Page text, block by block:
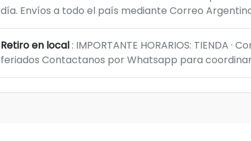
día. Envíos a todo el país mediante Correo
Retiro en local: IMPORTANTE HORARIOS: TIENDA
feriados Contactanos por Whatsapp para